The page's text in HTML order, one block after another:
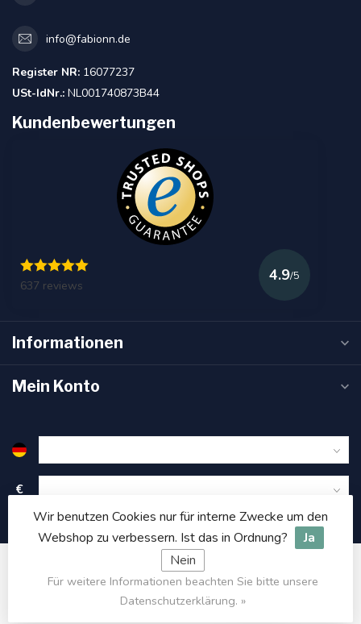
info@fabionn.de
Register NR: 16077237
USt-IdNr.: NL001740873B44
Kundenbewertungen
637 reviews
4.9/5
Informationen
Mein Konto
€
© Copyright 2026 Fabionn- Powered byLightspeed- Theme by
Dyvelopment
Wir benutzen Cookies nur für interne Zwecke um den
Webshop zu verbessern. Ist das in Ordnung?
Ja
Nein
Für weitere Informationen beachten Sie bitte unsere
Datenschutzerklärung. »
LOYALITÄT